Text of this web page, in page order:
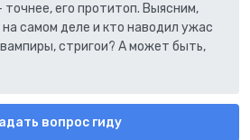
его протитоп. Выясним,
самом деле и кто наводил ужас
стригои? А может быть,
вопрос гиду